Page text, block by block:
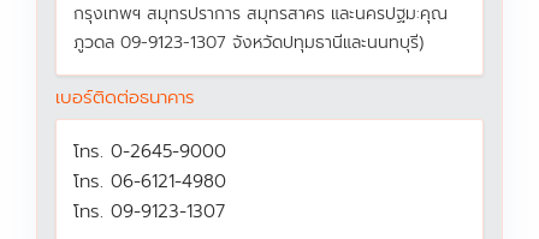
กรุงเทพฯ สมุทรปราการ สมุทรสาคร และนครปฐม:คุณ
ภูวดล 09-9123-1307 จังหวัดปทุมธานีและนนทบุรี)
เบอร์ติดต่อธนาคาร
โทร. 0-2645-9000
โทร. 06-6121-4980
โทร. 09-9123-1307